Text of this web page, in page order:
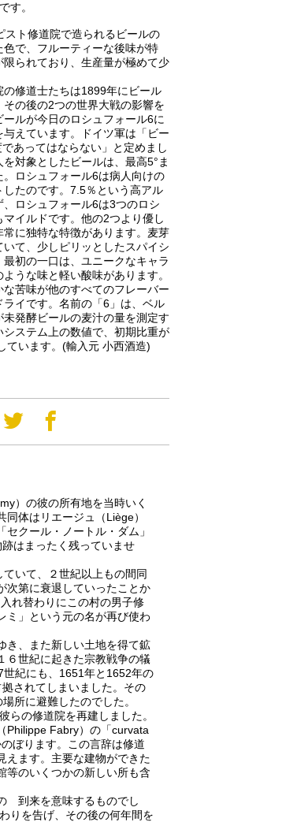
す。
スト修道院で造られるビールの
で、フルーティーな後味が特
られており、生産量が極めて少
の修道士たちは1899年にビール
の後の2つの世界大戦の影響を
ルが今日のロシュフォール6に
えています。ドイツ軍は「ビー
あってはならない」と定めまし
対象としたビールは、最高5°ま
ロシュフォール6は病人向けの
したのです。7.5％という高アル
、ロシュフォール6は3つのロシ
マイルドです。他の2つより優し
に独特な特徴があります。麦芽
て、少しピリッとしたスパイシ
初の一口は、ユニークなキャラ
うな味と軽い酸味があります。
苦味が他のすべてのフレーバー
ライです。名前の「6」は、ベル
発酵ビールの麦汁の量を測定す
ステム上の数値で、初期比重が
ています。(輸入元 小西酒造)
）の彼の所有地を当時いく
体はリエージュ（Liège）
クール・ノートル・ダム」
はまったく残っていませ
いて、２世紀以上もの間同
次第に衰退していったことか
れ替わりにこの村の男子修
ミ」という元の名が再び使わ
き、また新しい土地を得て鉱
６世紀に起きた宗教戦争の犠
紀にも、1651年と1652年の
されてしまいました。その
所に避難したのでした。
らの修道院を再建しました。
Philippe Fabry）の「curvata
ぼります。この言辞は修道
えます。主要な建物ができた
等のいくつかの新しい所も含
到来を意味するものでし
りを告げ、その後の何年間を